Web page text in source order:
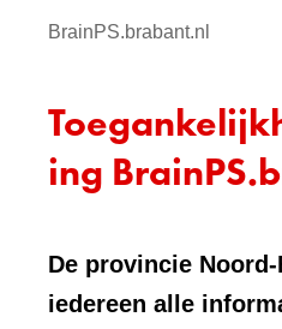
BrainPS.brabant.nl
ing
De provincie
iedereen alle